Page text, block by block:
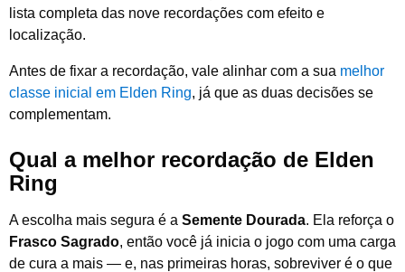
lista completa das nove recordações com efeito e
localização.
Antes de fixar a recordação, vale alinhar com a sua melhor
classe inicial em Elden Ring, já que as duas decisões se
complementam.
Qual a melhor recordação de Elden
Ring
A escolha mais segura é a Semente Dourada. Ela reforça o
Frasco Sagrado, então você já inicia o jogo com uma carga
de cura a mais — e, nas primeiras horas, sobreviver é o que